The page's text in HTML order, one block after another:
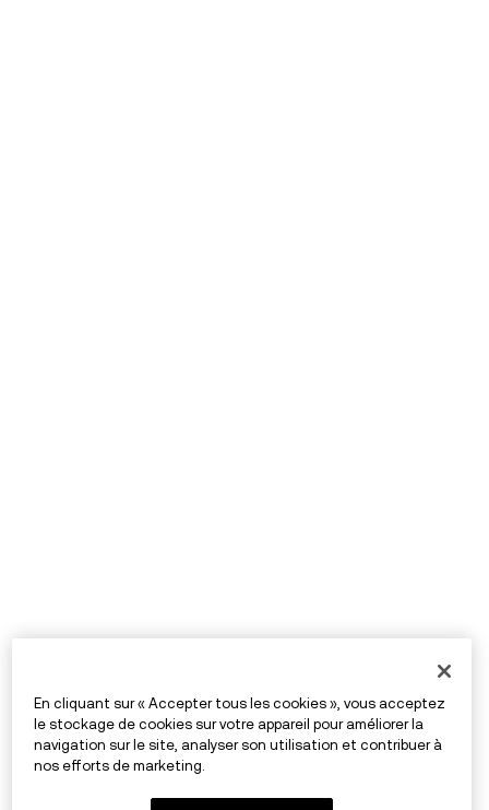
En cliquant sur « Accepter tous les cookies », vous acceptez
le stockage de cookies sur votre appareil pour améliorer la
navigation sur le site, analyser son utilisation et contribuer à
nos efforts de marketing.